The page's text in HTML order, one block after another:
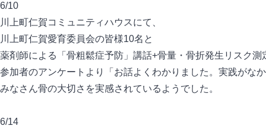
6/10
川上町仁賀コミュニティハウスにて、
川上町仁賀愛育委員会の皆様10名と
薬剤師による「骨粗鬆症予防」講話+骨量・骨折発生リスク測
参加者のアンケートより「お話よくわかりました。実践がな
みなさん骨の大切さを実感されているようでした。
6/14